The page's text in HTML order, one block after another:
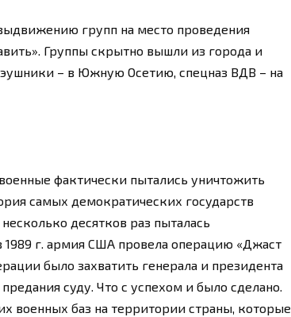
групп на место проведения
Группы скрытно вышли из города и
– в Южную Осетию, спецназ ВДВ – на
фактически пытались уничтожить
самых демократических государств
десятков раз пыталась
г. армия США провела операцию «Джаст
было захватить генерала и президента
суду. Что с успехом и было сделано.
военных баз на территории страны, которые